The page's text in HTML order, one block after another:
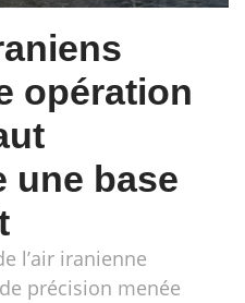
opération
une base
l’air iranienne
précision menée